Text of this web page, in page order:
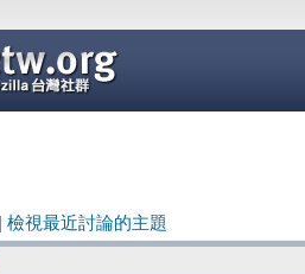
檢視最近討論的主題